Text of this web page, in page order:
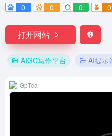
0
0 0 0
打开网站
AIGC写作平台 AI提示
GpTea